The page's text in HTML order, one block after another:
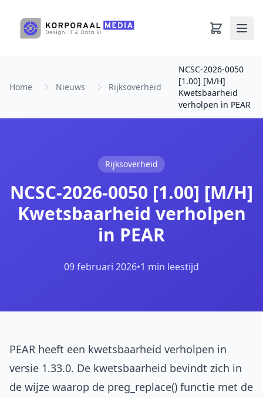
Home Nieuws Rijksoverheid
NCSC-2026-0050
[1.00] [M/H]
Kwetsbaarheid
verholpen in PEAR
Rijksoverheid
NCSC-2026-0050 [1.00] [M/H]
Kwetsbaarheid verholpen
in PEAR
09 februari 2026•1 min leestijd
PEAR heeft een kwetsbaarheid verholpen in
versie 1.33.0. De kwetsbaarheid bevindt zich in
de wijze waarop de preg_replace() functie met de